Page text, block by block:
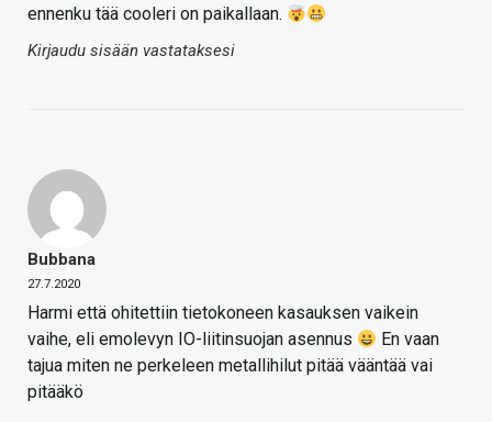
ennenku tää cooleri on paikallaan.
Kirjaudu sisään vastataksesi
Bubbana
27.7.2020
Harmi että ohitettiin tietokoneen kasauksen vaikein
vaihe, eli emolevyn IO-liitinsuojan asennus
En vaan
tajua miten ne perkeleen metallihilut pitää vääntää vai
pitääkö